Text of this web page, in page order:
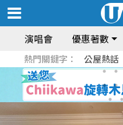
演唱會 優惠著數
熱門關鍵字： 公屋熱話